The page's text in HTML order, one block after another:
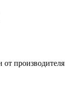
производителя